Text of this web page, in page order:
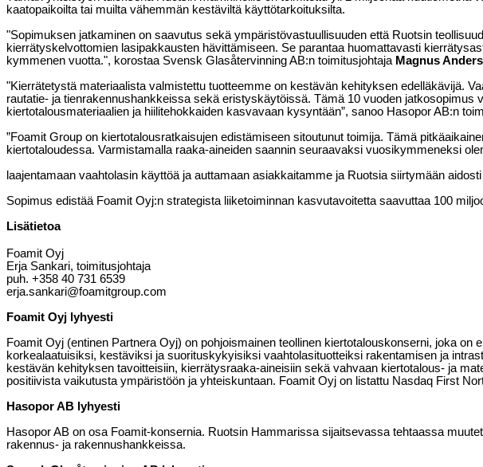
kaatopaikoilta tai muilta vähemmän kestäviltä käyttötarkoituksilta.
"Sopimuksen jatkaminen on saavutus sekä ympäristövastuullisuuden että Ruotsin
kierrätyskelvottomien lasipakkausten hävittämiseen. Se parantaa huomattavasti
kymmenen vuotta.", korostaa Svensk Glasåtervinning AB:n toimitusjohtaja Magnus
"Kierrätetystä materiaalista valmistettu tuotteemme on kestävän kehityksen edelläkävijä.
rautatie- ja tienrakennushankkeissa sekä eristyskäytöissä. Tämä 10 vuoden
kiertotalousmateriaalien ja hiilitehokkaiden kasvavaan kysyntään”, sanoo Hasopor AB:n
”Foamit Group on kiertotalousratkaisujen edistämiseen sitoutunut toimija. Tämä
kiertotaloudessa. Varmistamalla raaka-aineiden saannin seuraavaksi vuosikymmeneksi
laajentamaan vaahtolasin käyttöä ja auttamaan asiakkaitamme ja Ruotsia siirtymään
Sopimus edistää Foamit Oyj:n strategista liiketoiminnan kasvutavoitetta saavuttaa 100
Lisätietoa
Foamit Oyj
Erja Sankari, toimitusjohtaja
puh. +358 40 731 6539
erja.sankari@foamitgroup.com
Foamit Oyj lyhyesti
Foamit Oyj (entinen Partnera Oyj) on pohjoismainen teollinen kiertotalouskonserni, joka
korkealaatuisiksi, kestäviksi ja suorituskykyisiksi vaahtolasituotteiksi rakentamisen ja
kestävän kehityksen tavoitteisiin, kierrätysraaka-aineisiin sekä vahvaan kiertotalous- ja
positiivista vaikutusta ympäristöön ja yhteiskuntaan. Foamit Oyj on listattu Nasdaq First
Hasopor AB lyhyesti
Hasopor AB on osa Foamit-konsernia. Ruotsin Hammarissa sijaitsevassa tehtaassa
rakennus- ja rakennushankkeissa.